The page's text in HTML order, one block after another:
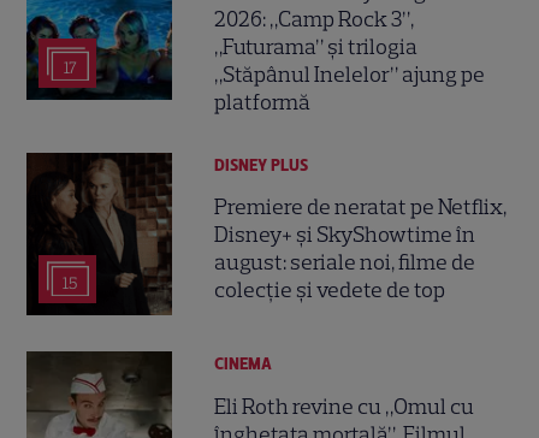
17
2026: „Camp Rock 3”,
„Futurama” și trilogia
„Stăpânul Inelelor” ajung pe
platformă
15
DISNEY PLUS
Premiere de neratat pe Netflix,
Disney+ și SkyShowtime în
august: seriale noi, filme de
colecție și vedete de top
CINEMA
Eli Roth revine cu „Omul cu